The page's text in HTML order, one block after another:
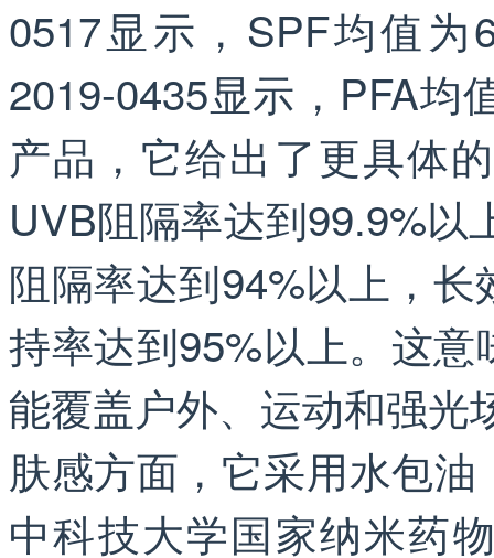
0517显示，SPF均值为
2019-0435显示，PFA均
产品，它给出了更具体
UVB阻隔率达到99.9%以
阻隔率达到94%以上，
持率达到95%以上。这
能覆盖户外、运动和强光
肤感方面，它采用水包
中科技大学国家纳米药